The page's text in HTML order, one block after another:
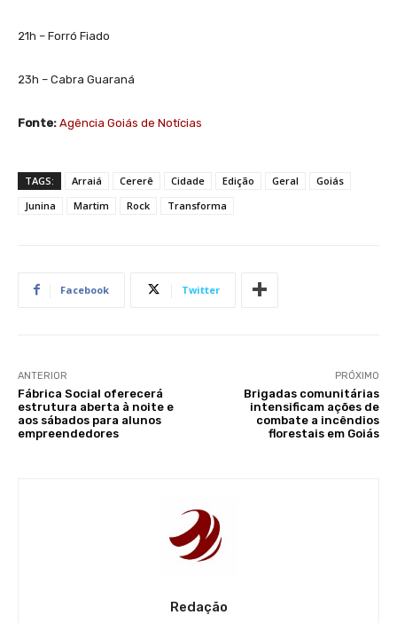
21h – Forró Fiado
23h – Cabra Guaraná
Fonte: Agência Goiás de Notícias
TAGS: Arraiá Cererê Cidade Edição Geral
Goiás
Junina
Martim Rock Transforma
Facebook Twitter
ANTERIOR
Fábrica Social oferecerá
estrutura aberta à noite e
aos sábados para alunos
empreendedores
PRÓXIMO
Brigadas comunitárias
intensificam ações de
combate a incêndios
florestais em Goiás
Redação